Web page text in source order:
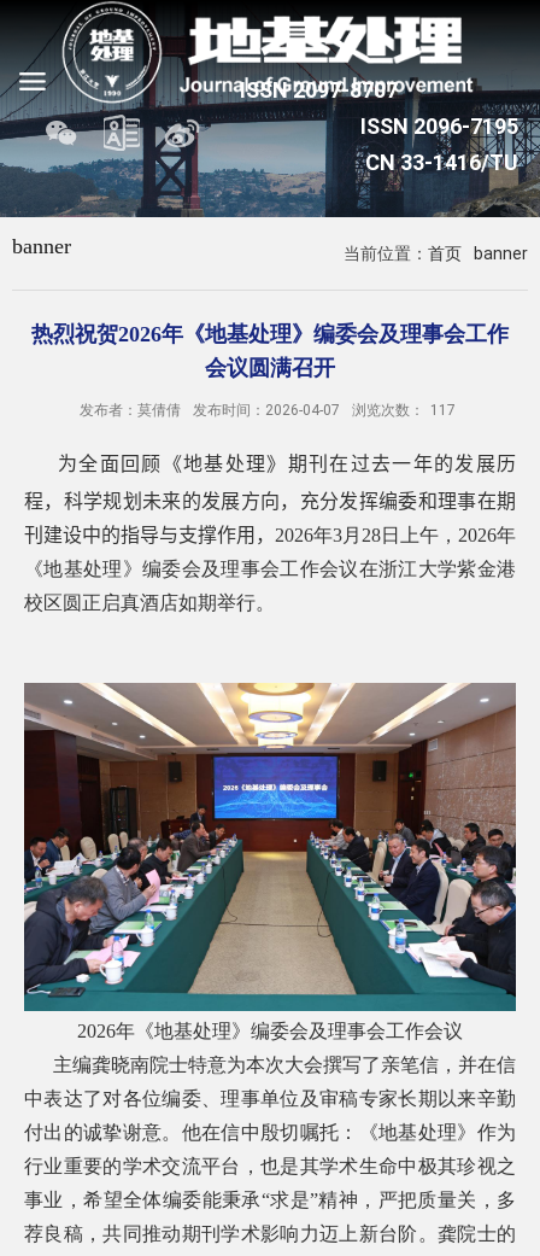
当前位置： 首页 banner
banner
热烈祝贺2026年《地基处理》编委会及理事会工作
会议圆满召开
发布者：莫倩倩 发布时间：2026-04-07 浏览次数： 117
为全面回顾《地基处理》期刊在过去一年的发展历
程，科学规划未来的发展方向，充分发挥编委和理事在期
刊建设中的指导与支撑作用， 2026年3月 28日上午， 2026年
《地基处理》编委会及理事会工作会议在浙江大学紫金港
校区圆正启真酒店如期举行。
2026年《地基处理》编委会及理事会工作会议
主编龚晓南院士特意为本次大会撰写了亲笔信，并在信
中表达了对各位编委、理事单位及审稿专家长期以来辛勤
付出的诚挚谢意。他在信中殷切嘱托：《地基处理》作为
行业重要的学术交流平台，也是其学术生命中极其珍视之
事业，希望全体编委能秉承“求是”精神，严把质量关，多
荐良稿，共同推动期刊学术影响力迈上新台阶。龚院士的